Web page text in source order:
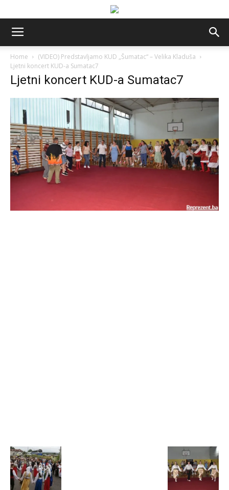
Home
(VIDEO) Predstavljamo KUD „Šumatac“ – Velika Kladuša
Ljetni koncert KUD-a Sumatac7
Ljetni koncert KUD-a Sumatac7